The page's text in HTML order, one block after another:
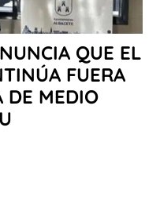
QUE EL
FUERA
DE MEDIO